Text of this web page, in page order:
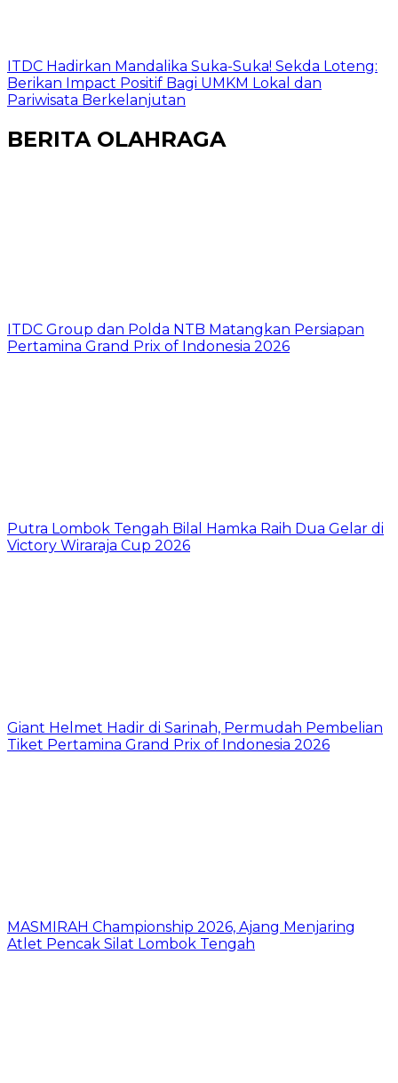
ITDC Hadirkan Mandalika Suka-Suka! Sekda Loteng:
Berikan Impact Positif Bagi UMKM Lokal dan
Pariwisata Berkelanjutan
BERITA OLAHRAGA
ITDC Group dan Polda NTB Matangkan Persiapan
Pertamina Grand Prix of Indonesia 2026
Putra Lombok Tengah Bilal Hamka Raih Dua Gelar di
Victory Wiraraja Cup 2026
Giant Helmet Hadir di Sarinah, Permudah Pembelian
Tiket Pertamina Grand Prix of Indonesia 2026
MASMIRAH Championship 2026, Ajang Menjaring
Atlet Pencak Silat Lombok Tengah